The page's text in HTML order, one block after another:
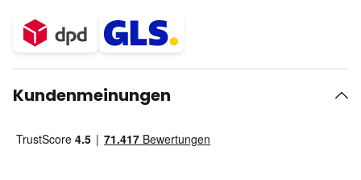
Kundenmeinungen